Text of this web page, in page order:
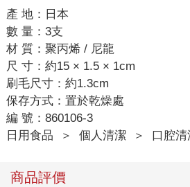
產 地：日本
數 量：3支
材 質：聚丙烯 / 尼龍
尺 寸：約15 × 1.5 × 1cm
刷毛尺寸：約1.3cm
保存方式：置於乾燥處
編 號：860106-3
日用食品
＞ 個人清潔 ＞ 口腔清
商品評價